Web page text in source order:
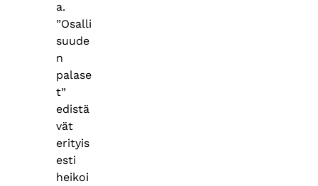
a.
”Osalli
suude
n
palase
t”
edistä
vät
erityis
esti
heikoi